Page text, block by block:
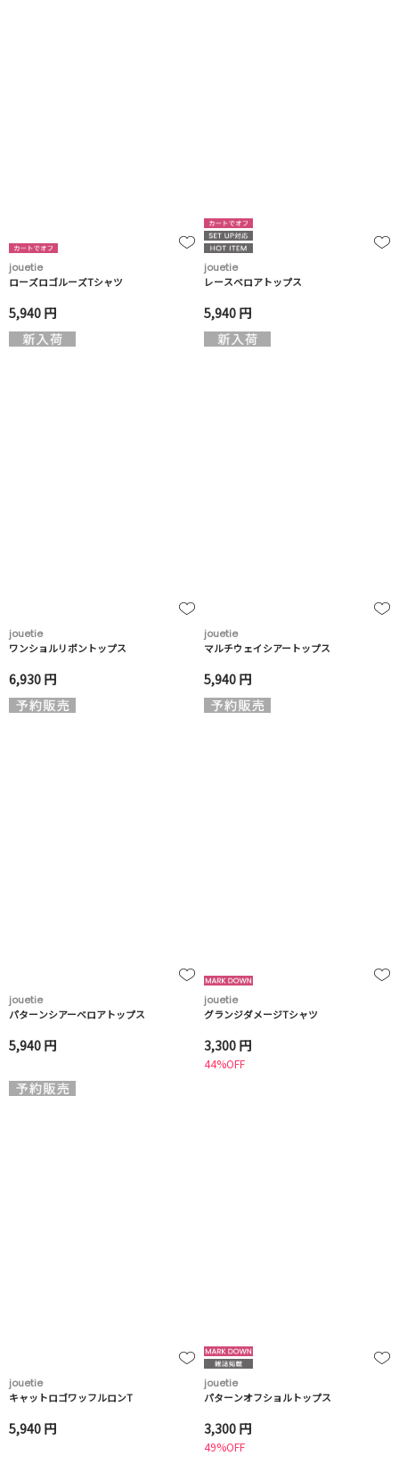
jouetie
ローズロゴルーズTシャツ
5,940 円
jouetie
レースベロアトップス
5,940 円
jouetie
ワンショルリボントップス
6,930 円
jouetie
マルチウェイシアートップス
5,940 円
jouetie
パターンシアーベロアトップス
5,940 円
jouetie
グランジダメージTシャツ
3,300 円
44%OFF
jouetie
キャットロゴワッフルロンT
5,940 円
jouetie
パターンオフショルトップス
3,300 円
49%OFF